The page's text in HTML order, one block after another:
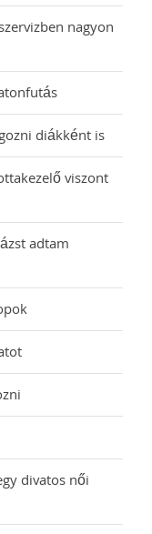
nagyon
diákként is
viszont
adtam
divatos női